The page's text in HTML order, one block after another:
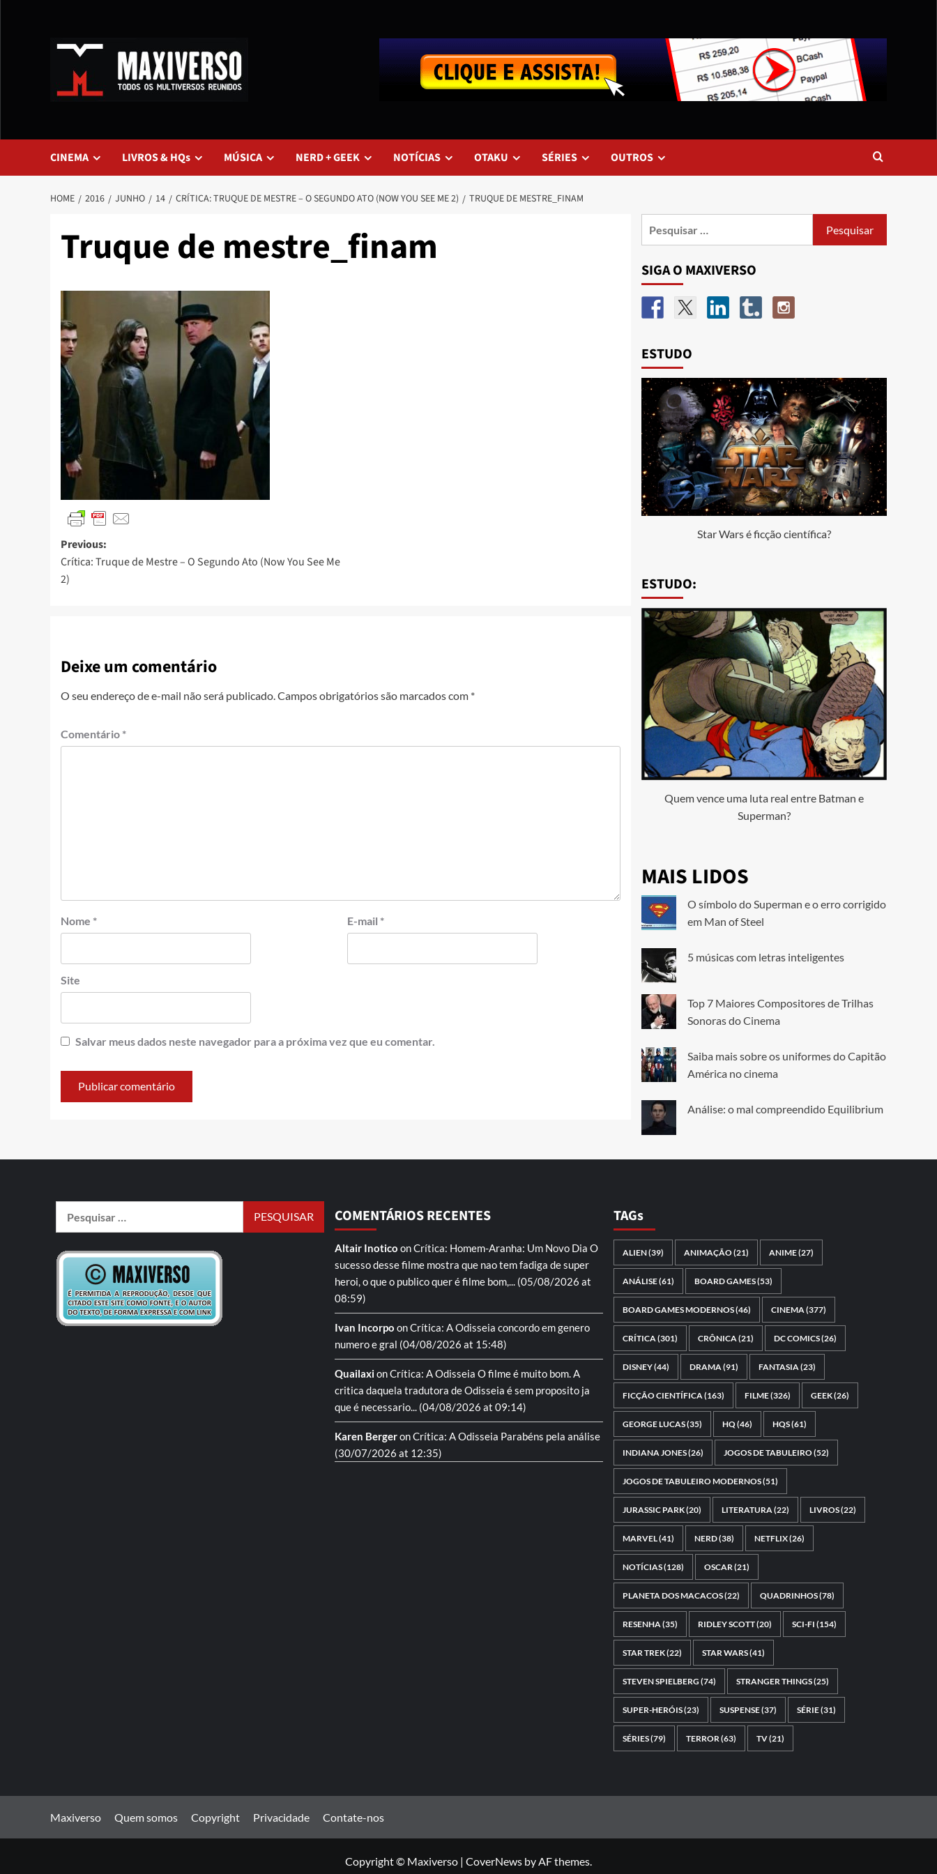
CINEMA LIVROS & HQs MÚSICA NERD + GEEK NOTÍCIAS OTAKU SÉRIES OUTROS
HOME 2016 JUNHO 14 CRÍTICA: TRUQUE DE MESTRE – O SEGUNDO ATO (NOW YOU SEE ME 2) TRUQUE DE MESTRE_FINAM
Truque de mestre_finam
Previous:
Crítica: Truque de Mestre – O Segundo Ato (Now You See Me
2)
Deixe um comentário
O seu endereço de e-mail não será publicado.Campos obrigatórios são marcados com *
Comentário *
Nome * E-mail *
Site
Salvar meus dados neste navegador para a próxima vez que eu comentar.
SIGA O MAXIVERSO
ESTUDO
Star Wars é ficção científica?
ESTUDO:
Quem vence uma luta real entre Batman e
Superman?
MAIS LIDOS
O símbolo do Superman e o erro corrigido
em Man of Steel
5 músicas com letras inteligentes
Top 7 Maiores Compositores de Trilhas
Sonoras do Cinema
Saiba mais sobre os uniformes do Capitão
América no cinema
Análise: o mal compreendido Equilibrium
COMENTÁRIOS RECENTES
Altair Inotico onCrítica: Homem-Aranha: Um Novo Dia O
sucesso desse filme mostra que nao tem fadiga de super
heroi, o que o publico quer é filme bom,... (05/08/2026 at
08:59)
Ivan Incorpo onCrítica: A Odisseia concordo em genero
numero e gral (04/08/2026 at 15:48)
QuailaxionCrítica: A Odisseia O filme é muito bom. A
critica daquela tradutora de Odisseia é sem proposito ja
que é necessario... (04/08/2026 at 09:14)
Karen BergeronCrítica: A Odisseia Parabéns pela análise
(30/07/2026 at 12:35)
TAGs
ALIEN(39) ANIMAÇÃO(21) ANIME(27)
ANÁLISE(61) BOARD GAMES(53)
BOARD GAMES MODERNOS(46) CINEMA (377)
CRÍTICA (301) CRÔNICA (21) DC COMICS(26)
DISNEY(44) DRAMA (91) FANTASIA (23)
FICÇÃO CIENTÍFICA (163) FILME(326) GEEK(26)
GEORGE LUCAS(35) HQ(46) HQS(61)
INDIANA JONES(26) JOGOS DE TABULEIRO(52)
JOGOS DE TABULEIRO MODERNOS(51)
JURASSIC PARK(20) LITERATURA (22) LIVROS(22)
MARVEL(41) NERD(38) NETFLIX(26)
NOTÍCIAS(128) OSCAR (21)
PLANETA DOS MACACOS(22) QUADRINHOS(78)
RESENHA (35) RIDLEY SCOTT(20) SCI-FI (154)
STAR TREK(22) STAR WARS(41)
STEVEN SPIELBERG (74) STRANGER THINGS(25)
SUPER-HERÓIS(23) SUSPENSE(37) SÉRIE(31)
SÉRIES(79) TERROR (63) TV(21)
Maxiverso Quem somos Copyright Privacidade Contate-nos
Copyright © Maxiverso | CoverNews by AF themes.